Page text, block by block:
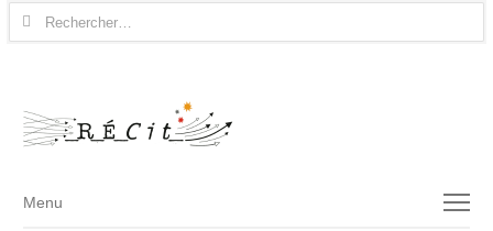
Rechercher :
Menu
Menu